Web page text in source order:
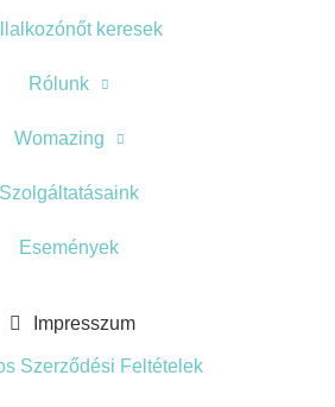
keresek
Rólunk
Womazing
Szolgáltatásaink
Események
Impresszum
Szerződési Feltételek